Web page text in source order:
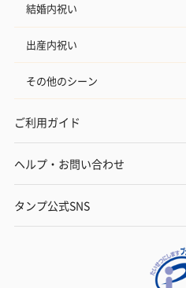
結婚内祝い
出産内祝い
その他のシーン
ご利用ガイド
ヘルプ・お問い合わせ
タンプ公式SNS